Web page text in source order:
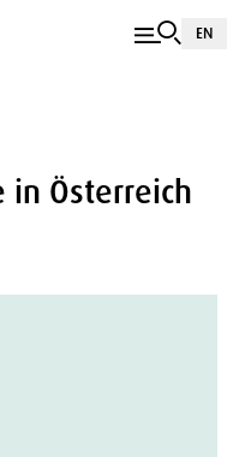
EN
in Österreich